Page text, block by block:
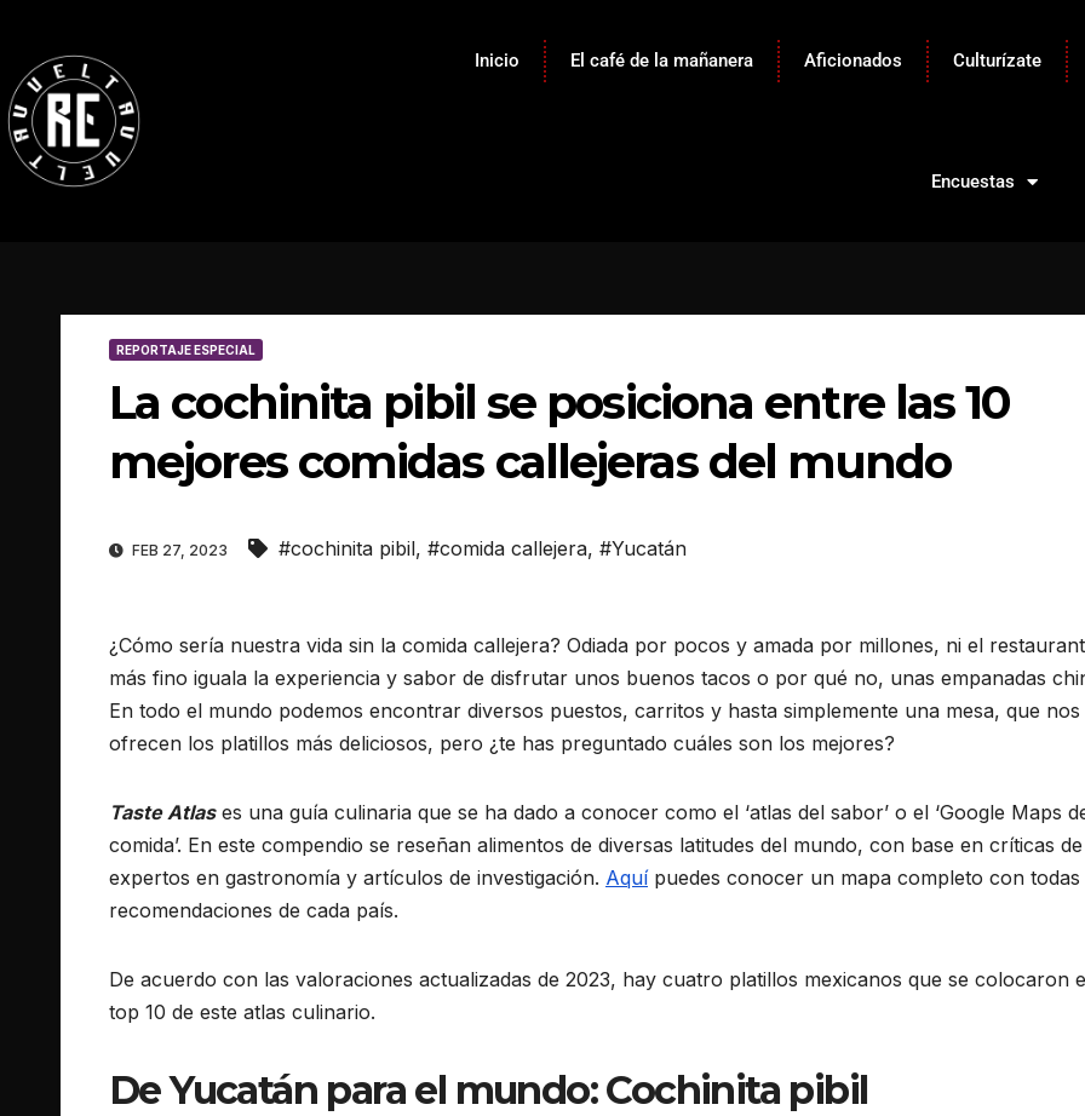
Inicio El café de la mañanera Aficionados Culturízate
Encuestas
REPORTAJE ESPECIAL
La cochinita pibil se posiciona entre las 10
mejores comidas callejeras del mundo
FEB 27, 2023 #cochinita pibil, #comida callejera, #Yucatán
¿Cómo sería nuestra vida sin la comida callejera? Odiada por pocos y amada por millones, ni el
más fino iguala la experiencia y sabor de disfrutar unos buenos tacos o por qué no, unas empanadas
En todo el mundo podemos encontrar diversos puestos, carritos y hasta simplemente una mesa, que nos
ofrecen los platillos más deliciosos, pero ¿te has preguntado cuáles son los mejores?
Taste Atlases una guía culinaria que se ha dado a conocer como el ‘atlas del sabor’ o el ‘Google Maps
comida’. En este compendio se reseñan alimentos de diversas latitudes del mundo, con base en críticas de
expertos en gastronomía y artículos de investigación. Aquípuedes conocer un mapa completo con todas
recomendaciones de cada país.
De acuerdo con las valoraciones actualizadas de 2023, hay cuatro platillos mexicanos que se colocaron
top 10 de este atlas culinario.
De Yucatán para el mundo: Cochinita pibil